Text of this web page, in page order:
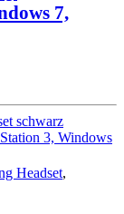
7,
Headset,